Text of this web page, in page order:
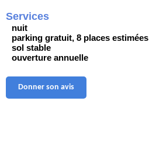
Services
nuit
parking gratuit, 8 places estimées
sol stable
ouverture annuelle
Donner son avis